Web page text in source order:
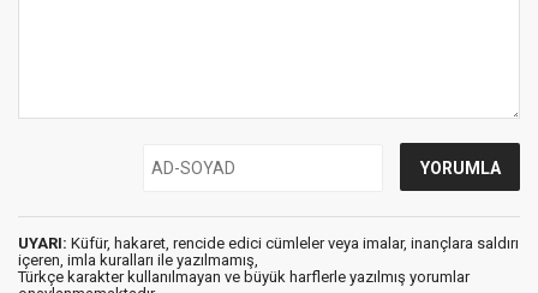
UYARI: Küfür, hakaret, rencide edici cümleler veya imalar, inançlara saldırı
içeren, imla kuralları ile yazılmamış,
Türkçe karakter kullanılmayan ve büyük harflerle yazılmış yorumlar